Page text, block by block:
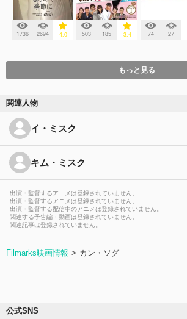
1736 2694 4.0 503 185 3.4 74 27
もっと見る
関連人物
イ・ミスク
キム・ミスク
出演・監督するアニメは登録されていません。
出演・監督するアニメは登録されていません。
出演・監督する配信中のアニメは登録されていません。
関連する予告編・動画は登録されていません。
関連記事は登録されていません。
Filmarks映画情報 カン・ソグ
公式SNS